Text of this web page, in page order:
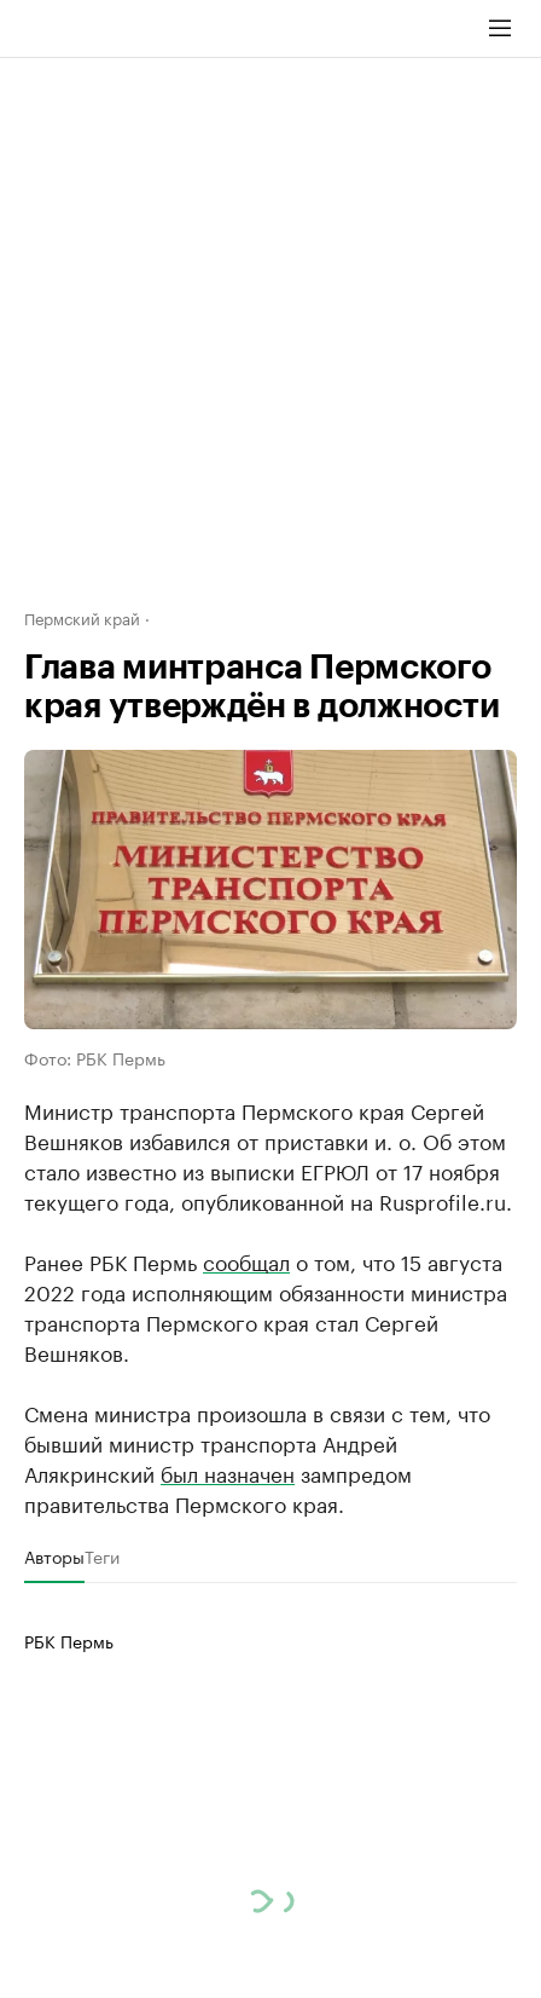
Пермский край
Глава минтранса Пермского
края утверждён в должности
Фото: РБК Пермь
Министр транспорта Пермского края Сергей
Вешняков избавился от приставки и. о. Об этом
стало известно из выписки ЕГРЮЛ от 17 ноября
текущего года, опубликованной на Rusprofile.ru.
Ранее РБК Пермьсообщал о том, что 15 августа
2022 года исполняющим обязанности министра
транспорта Пермского края стал Сергей
Вешняков.
Смена министра произошла в связи с тем, что
бывший министр транспорта Андрей
Алякринский был назначен зампредом
правительства Пермского края.
АвторыТеги
РБК Пермь